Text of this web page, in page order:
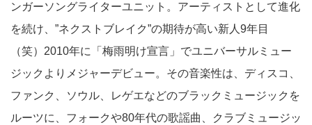
ンガーソングライターユニット。アーティストとして進化
を続け、”ネクストブレイク”の期待が高い新人9年目
（笑）2010年に「梅雨明け宣言」でユニバーサルミュー
ジックよりメジャーデビュー。その音楽性は、ディスコ、
ファンク、ソウル、レゲエなどのブラックミュージックを
ルーツに、フォークや80年代の歌謡曲、クラブミュージッ